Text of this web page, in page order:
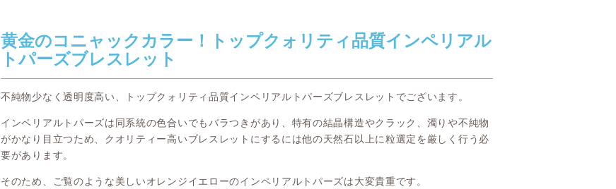
黄金のコニャックカラー！トップクォリティ品質インペリアル
トパーズブレスレット
不純物少なく透明度高い、トップクォリティ品質インペリアルトパーズブレスレットでございます。
インペリアルトパーズは同系統の色合いでもバラつきがあり、特有の結晶構造やクラック、濁りや不純物
がかなり目立つため、クオリティー高いブレスレットにするには他の天然石以上に粒選定を厳しく行う必
要があります。
そのため、ご覧のような美しいオレンジイエローのインペリアルトパーズは大変貴重です。